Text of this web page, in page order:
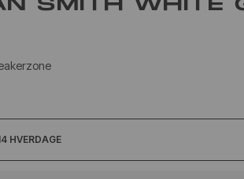
HVERDAGE